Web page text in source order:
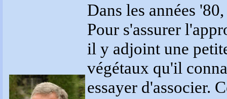
Dans les années
Pour s'assurer
il y adjoint une
végétaux qu'il
essayer d'associer.